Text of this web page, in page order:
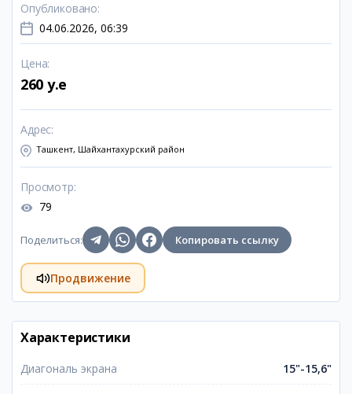
Опубликовано:
04.06.2026, 06:39
Цена:
260 y.e
Адрес:
Ташкент, Шайхантахурский район
Просмотр:
79
Поделиться: Копировать ссылку
Продвижение
Характеристики
Диагональ экрана 15"-15,6"